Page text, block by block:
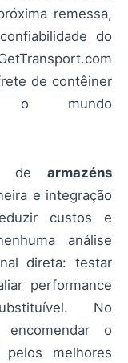
remessa,
do
de contêiner
o mundo
de armazéns
e integração
custos e
análise
direta: testar
performance
No
encomendar o
melhores